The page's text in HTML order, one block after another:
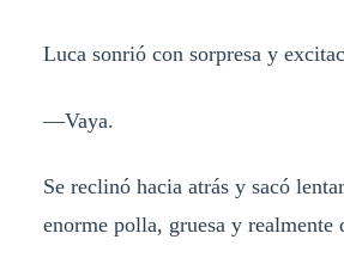
Luca sonrió con sorpresa y
—Vaya.
Se reclinó hacia atrás y sacó
enorme polla, gruesa y realmente